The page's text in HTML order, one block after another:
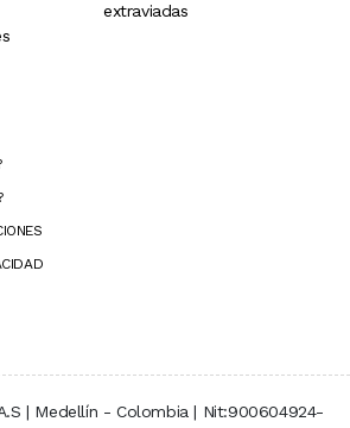
extraviadas
| Medellín - Colombia | Nit:900604924-